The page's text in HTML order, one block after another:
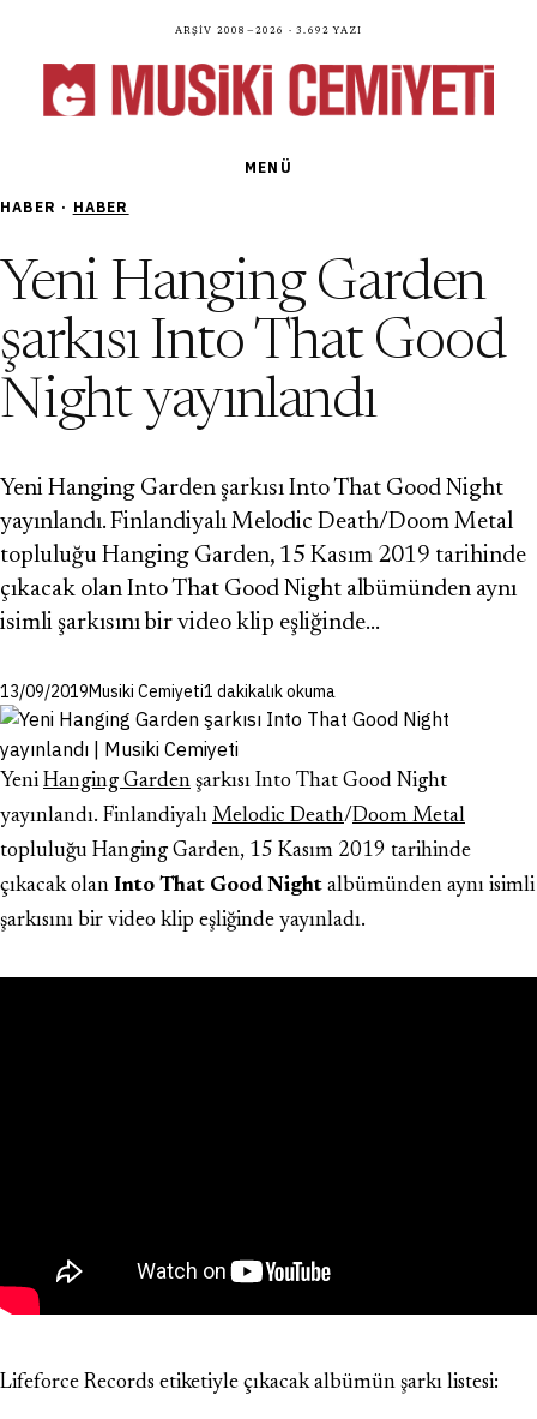
Arşiv 2008—2026 · 3.692 yazı
MENÜ
HABER · HABER
Yeni Hanging Garden
şarkısı Into That Good
Night yayınlandı
Yeni Hanging Garden şarkısı Into That Good Night
yayınlandı. Finlandiyalı Melodic Death/Doom Metal
topluluğu Hanging Garden, 15 Kasım 2019 tarihinde
çıkacak olan Into That Good Night albümünden aynı
isimli şarkısını bir video klip eşliğinde…
13/09/2019Musiki Cemiyeti1 dakikalık okuma
Yeni Hanging Garden şarkısı Into That Good Night
yayınlandı. Finlandiyalı Melodic Death/Doom Metal
topluluğu Hanging Garden, 15 Kasım 2019 tarihinde
çıkacak olan Into That Good Night albümünden aynı isimli
şarkısını bir video klip eşliğinde yayınladı.
Lifeforce Records etiketiyle çıkacak albümün şarkı listesi: